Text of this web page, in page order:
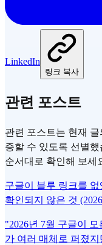
LinkedIn
링크 복사
관련 포스트
관련 포스트는 현재
증할 수 있도록 선별
순서대로 확인해 보세
구글이 블루 링크를
확인되지 않은 것
"2026년 7월 구글이
가 여러 매체로 퍼졌